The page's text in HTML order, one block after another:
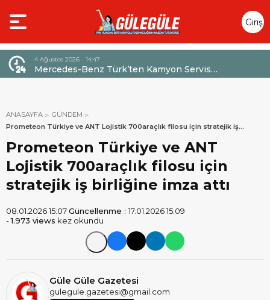
Giriş
Yap
4 Ağustos 2026 - 14:47
Mercedes-Benz Türk’ten Kamyon Servis
Sözleşmelerinde 36 Aya Varan Taksit İmkânı
ANASAYFA
GÜNDEM
Prometeon Türkiye ve ANT Lojistik 700araçlık filosu için stratejik iş
Prometeon Türkiye ve ANT
Lojistik 700araçlık filosu için
stratejik iş birliğine imza attı
08.01.2026 15:07Güncellenme :17.01.2026 15:09
-1.973 views kez okundu
Güle Güle Gazetesi
gulegule.gazetesi@gmail.com